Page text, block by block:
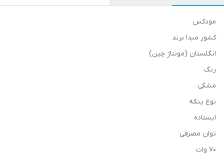
مودکس
کشور مبدا برند
انگلستان (مونتاژ چین)
رنگ
مشکی
نوع پنکه
ایستاده
توان مصرفی
70 وات